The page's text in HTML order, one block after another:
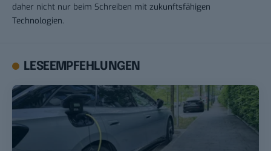
daher nicht nur beim Schreiben mit zukunftsfähigen
Technologien.
LESEEMPFEHLUNGEN